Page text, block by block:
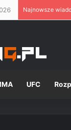
Najnowsze
UFC